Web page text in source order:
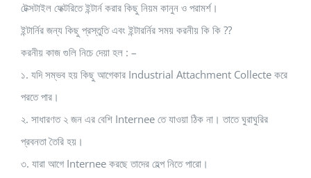
টেক্সটাইল ফেক্টরিতে ইন্টার্ন করার কিছু নিয়ম কানুন ও পরামর্শ।
ইন্টার্নির জন্য কিছু প্রস্তুতি এবং ইন্টারর্নির সময় করনীয় কি কি ??
করনীয় কাজ গুলি নিচে দেয়া হল : –
১. যদি সম্ভব হয় কিছু আগেকার Industrial Attachment Collecte করে
পরতে পার।
২. সাধারণত ২ জন এর বেশি Internee তে যাওয়া ঠিক না। তাতে ঘুরাঘুরির
প্রবনতা তৈরি হয়।
৩. যারা আগে Internee করছে তাদের হেল্প নিতে পারো।